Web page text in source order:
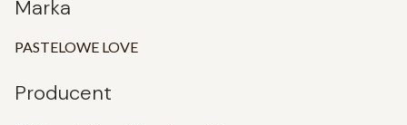
Marka
PASTELOWE LOVE
Producent